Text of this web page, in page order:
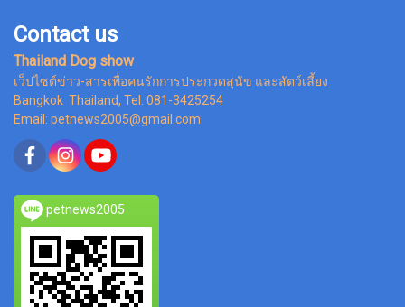
Contact us
Thailand Dog show
เว็ปไซต์ข่าว-สารเพื่อคนรักการประกวดสุนัข และสัตว์เลี้ยง
Bangkok Thailand, Tel. 081-3425254
Email: petnews2005@gmail.com
petnews2005